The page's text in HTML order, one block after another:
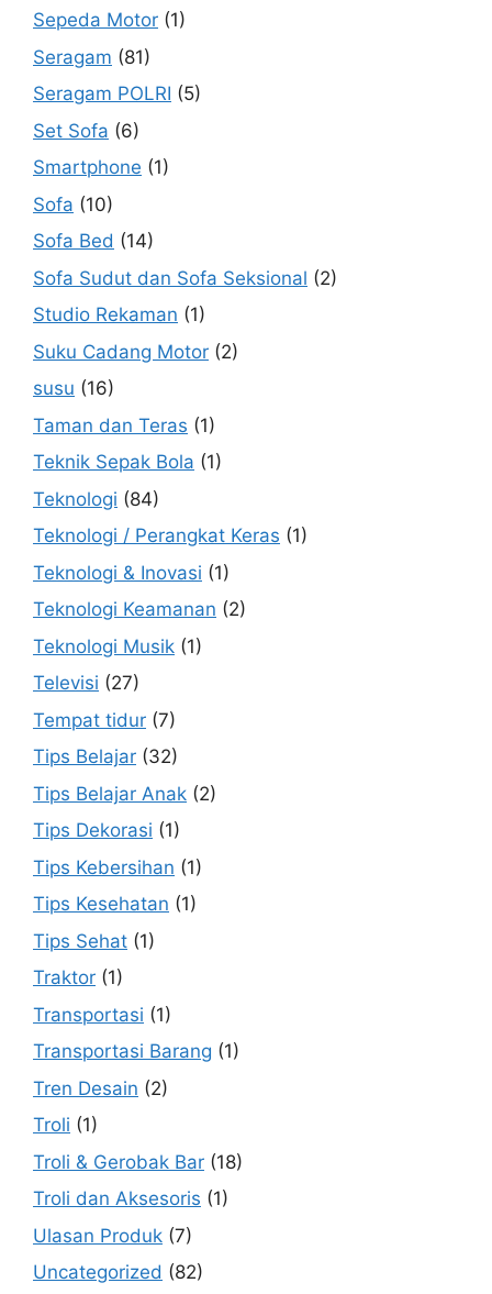
Sepeda Motor (1)
Seragam (81)
Seragam POLRI (5)
Set Sofa (6)
Smartphone (1)
Sofa (10)
Sofa Bed (14)
Sofa Sudut dan Sofa Seksional (2)
Studio Rekaman (1)
Suku Cadang Motor (2)
susu (16)
Taman dan Teras (1)
Teknik Sepak Bola (1)
Teknologi (84)
Teknologi / Perangkat Keras (1)
Teknologi & Inovasi (1)
Teknologi Keamanan (2)
Teknologi Musik (1)
Televisi (27)
Tempat tidur (7)
Tips Belajar (32)
Tips Belajar Anak (2)
Tips Dekorasi (1)
Tips Kebersihan (1)
Tips Kesehatan (1)
Tips Sehat (1)
Traktor (1)
Transportasi (1)
Transportasi Barang (1)
Tren Desain (2)
Troli (1)
Troli & Gerobak Bar (18)
Troli dan Aksesoris (1)
Ulasan Produk (7)
Uncategorized (82)